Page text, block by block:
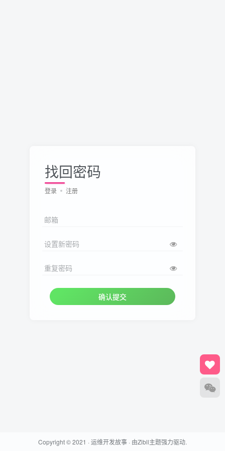
找回密码
登录 注册
邮箱
设置新密码
重复密码
确认提交
Copyright © 2021 · 运维开发故事 · 由Zibll主题强力驱动.